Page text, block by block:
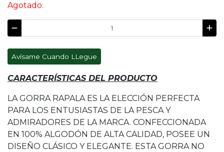
Agotado.
Avísame Cuando LLegue
CARACTERÍSTICAS DEL PRODUCTO
LA GORRA RAPALA ES LA ELECCIÓN PERFECTA
PARA LOS ENTUSIASTAS DE LA PESCA Y
ADMIRADORES DE LA MARCA. CONFECCIONADA
EN 100% ALGODÓN DE ALTA CALIDAD, POSEE UN
DISEÑO CLÁSICO Y ELEGANTE. ESTA GORRA NO